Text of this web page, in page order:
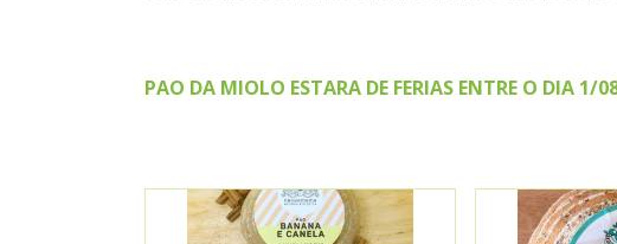
PAO DA MIOLO ESTARA DE FERIAS ENTRE O DIA 1/